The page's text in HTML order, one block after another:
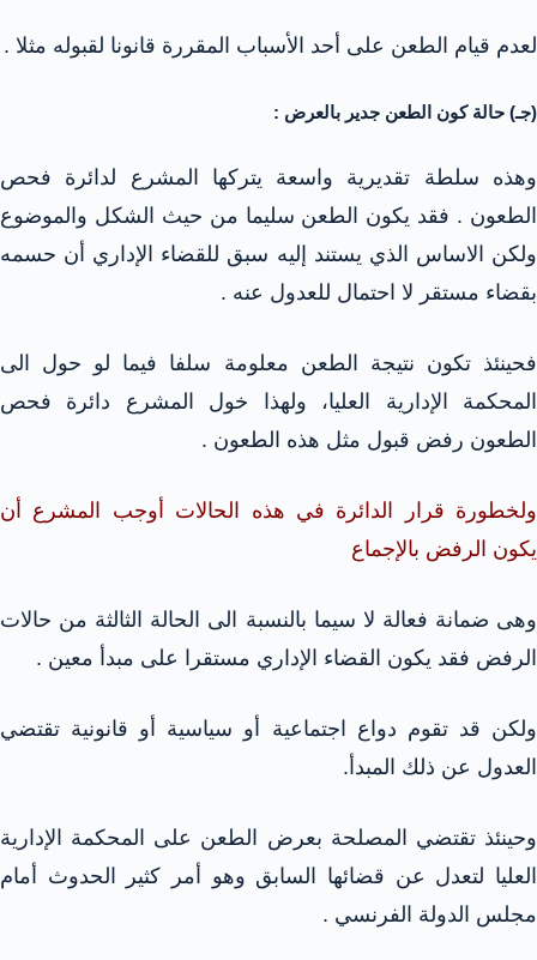
لعدم قيام الطعن على أحد الأسباب المقررة قانونا لقبوله مثلا .
(جـ) حالة كون الطعن جدير بالعرض :
وهذه سلطة تقديرية واسعة يتركها المشرع لدائرة فحص
الطعون . فقد يكون الطعن سليما من حيث الشكل والموضوع
ولكن الاساس الذي يستند إليه سبق للقضاء الإداري أن حسمه
بقضاء مستقر لا احتمال للعدول عنه .
فحينئذ تكون نتيجة الطعن معلومة سلفا فيما لو حول الى
المحكمة الإدارية العليا، ولهذا خول المشرع دائرة فحص
الطعون رفض قبول مثل هذه الطعون .
ولخطورة قرار الدائرة في هذه الحالات أوجب المشرع أن
يكون الرفض بالإجماع
وهى ضمانة فعالة لا سيما بالنسبة الى الحالة الثالثة من حالات
الرفض فقد يكون القضاء الإداري مستقرا على مبدأ معين .
ولكن قد تقوم دواع اجتماعية أو سياسية أو قانونية تقتضي
العدول عن ذلك المبدأ.
وحينئذ تقتضي المصلحة بعرض الطعن على المحكمة الإدارية
العليا لتعدل عن قضائها السابق وهو أمر كثير الحدوث أمام
مجلس الدولة الفرنسي .